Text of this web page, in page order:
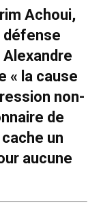
Achoui,
défense
« la cause
non-
de
un
aucune